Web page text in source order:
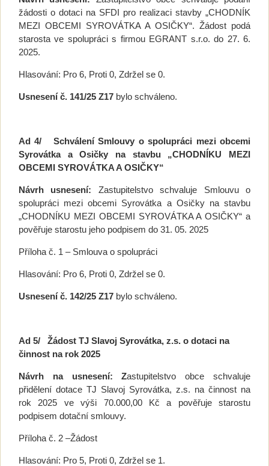
žádosti o dotaci na SFDI pro realizaci stavby „CHODNÍK
MEZI OBCEMI SYROVÁTKA A OSIČKY“. Žádost podá
starosta ve spolupráci s firmou EGRANT s.r.o. do 27. 6.
2025.
Hlasování: Pro 6, Proti 0, Zdržel se 0.
Usnesení č. 141/25 Z17 bylo schváleno.
Ad 4/
Schválení Smlouvy o spolupráci mezi obcemi
Syrovátka a Osičky na stavbu „CHODNÍKU MEZI
OBCEMI SYROVÁTKA A OSIČKY“
Návrh usnesení: Zastupitelstvo schvaluje Smlouvu o
spolupráci mezi obcemi Syrovátka a Osičky na stavbu
„CHODNÍKU MEZI OBCEMI SYROVÁTKA A OSIČKY“ a
pověřuje starostu jeho podpisem do 31. 05. 2025
Příloha č. 1 – Smlouva o spolupráci
Hlasování: Pro 6, Proti 0, Zdržel se 0.
Usnesení č. 142/25 Z17 bylo schváleno.
Ad 5/
Žádost TJ Slavoj Syrovátka, z.s. o dotaci na
činnost na rok 2025
Návrh na usnesení: Zastupitelstvo obce schvaluje
přidělení dotace TJ Slavoj Syrovátka, z.s. na činnost na
rok 2025 ve výši 70.000,00 Kč a pověřuje starostu
podpisem dotační smlouvy.
Příloha č. 2 –Žádost
Hlasování: Pro 5, Proti 0, Zdržel se 1.